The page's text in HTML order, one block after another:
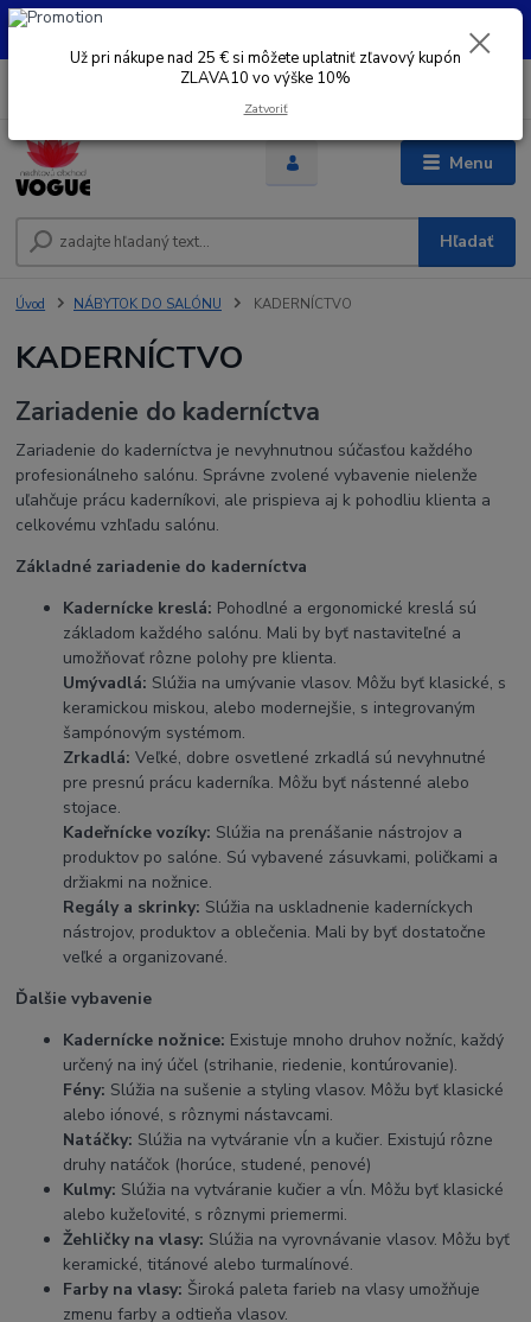
UŽ PRI NÁKUPE OD 30 € SI MOŽETE UPLATNIŤ ZĽAVOVÝ KUPÓN -
Menu
EUR
Hľadať
Úvod NÁBYTOK DO SALÓNU KADERNÍCTVO
KADERNÍCTVO
Zariadenie do kaderníctva
Zariadenie do kaderníctva je nevyhnutnou súčasťou každého
profesionálneho salónu. Správne zvolené vybavenie nielenže
uľahčuje prácu kaderníkovi, ale prispieva aj k pohodliu klienta a
celkovému vzhľadu salónu.
Základné zariadenie do kaderníctva
Kadernícke kreslá: Pohodlné a ergonomické kreslá sú
základom každého salónu. Mali by byť nastaviteľné a
umožňovať rôzne polohy pre klienta.
Umývadlá: Slúžia na umývanie vlasov. Môžu byť klasické, s
keramickou miskou, alebo modernejšie, s integrovaným
šampónovým systémom.
Zrkadlá: Veľké, dobre osvetlené zrkadlá sú nevyhnutné
pre presnú prácu kaderníka. Môžu byť nástenné alebo
stojace.
Kadeřnícke vozíky: Slúžia na prenášanie nástrojov a
produktov po salóne. Sú vybavené zásuvkami, poličkami a
držiakmi na nožnice.
Regály a skrinky: Slúžia na uskladnenie kaderníckych
nástrojov, produktov a oblečenia. Mali by byť dostatočne
veľké a organizované.
Ďalšie vybavenie
Kadernícke nožnice: Existuje mnoho druhov nožníc, každý
určený na iný účel (strihanie, riedenie, kontúrovanie).
Fény: Slúžia na sušenie a styling vlasov. Môžu byť klasické
alebo iónové, s rôznymi nástavcami.
Natáčky: Slúžia na vytváranie vĺn a kučier. Existujú rôzne
druhy natáčok (horúce, studené, penové)
Kulmy: Slúžia na vytváranie kučier a vĺn. Môžu byť klasické
alebo kužeľovité, s rôznymi priemermi.
Žehličky na vlasy: Slúžia na vyrovnávanie vlasov. Môžu byť
keramické, titánové alebo turmalínové.
Farby na vlasy: Široká paleta farieb na vlasy umožňuje
zmenu farby a odtieňa vlasov.
Už pri nákupe nad 25 € si môžete uplatniť zľavový kupón
ZLAVA10 vo výške 10%
Zatvoriť